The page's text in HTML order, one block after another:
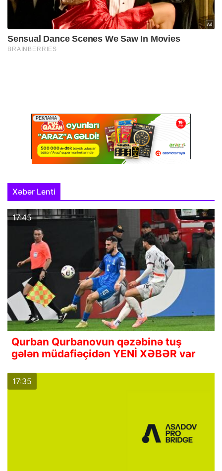
Xəbər Lenti
17:45
Qurban Qurbanovun qəzəbinə tuş
gələn müdafiəçidən YENİ XƏBƏR var
17:35